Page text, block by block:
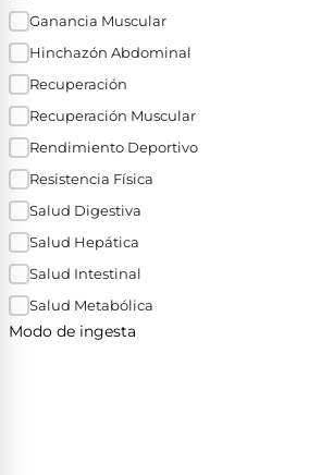
Ganancia Muscular
Hinchazón Abdominal
Recuperación
Recuperación Muscular
Rendimiento Deportivo
Resistencia Física
Salud Digestiva
Salud Hepática
Salud Intestinal
Salud Metabólica
Modo de ingesta